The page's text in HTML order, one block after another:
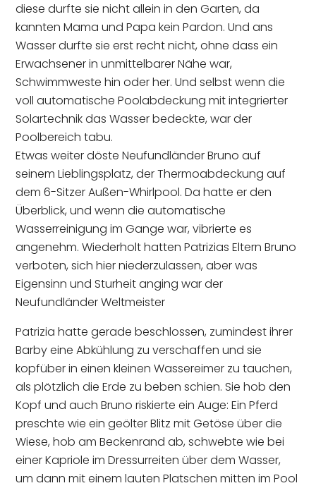
diese durfte sie nicht allein in den Garten, da
kannten Mama und Papa kein Pardon. Und ans
Wasser durfte sie erst recht nicht, ohne dass ein
Erwachsener in unmittelbarer Nähe war,
Schwimmweste hin oder her. Und selbst wenn die
voll automatische Poolabdeckung mit integrierter
Solartechnik das Wasser bedeckte, war der
Poolbereich tabu.
Etwas weiter döste Neufundländer Bruno auf
seinem Lieblingsplatz, der Thermoabdeckung auf
dem 6-Sitzer Außen-Whirlpool. Da hatte er den
Überblick, und wenn die automatische
Wasserreinigung im Gange war, vibrierte es
angenehm. Wiederholt hatten Patrizias Eltern Bruno
verboten, sich hier niederzulassen, aber was
Eigensinn und Sturheit anging war der
Neufundländer Weltmeister
Patrizia hatte gerade beschlossen, zumindest ihrer
Barby eine Abkühlung zu verschaffen und sie
kopfüber in einen kleinen Wassereimer zu tauchen,
als plötzlich die Erde zu beben schien. Sie hob den
Kopf und auch Bruno riskierte ein Auge: Ein Pferd
preschte wie ein geölter Blitz mit Getöse über die
Wiese, hob am Beckenrand ab, schwebte wie bei
einer Kapriole im Dressurreiten über dem Wasser,
um dann mit einem lauten Platschen mitten im Pool